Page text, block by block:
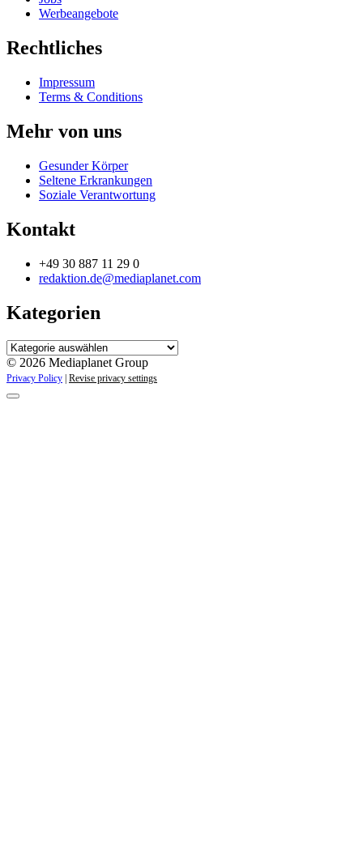
Werbeangebote
Rechtliches
Impressum
Terms & Conditions
Mehr von uns
Gesunder Körper
Seltene Erkrankungen
Soziale Verantwortung
Kontakt
+49 30 887 11 29 0
redaktion.de@mediaplanet.com
Kategorien
Kategorien
© 2026 Mediaplanet Group
Privacy Policy | Revise privacy settings